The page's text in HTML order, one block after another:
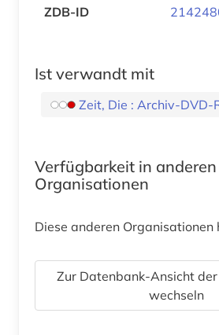
ZDB-ID
Ist verwandt mit
Zeit, Die : Archiv-DVD-
Verfügbarkeit in anderen
Organisationen
Diese anderen Organisationen
Zur Datenbank-Ansicht
wechseln